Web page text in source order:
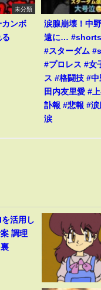
未分類
カンボ
る
涙腺崩壊！中
遠に…
#スターダム
#プロレス #女
ス #格闘技 #
田内友里愛 #
訃報 #悲報 #
涙
活用し
調理